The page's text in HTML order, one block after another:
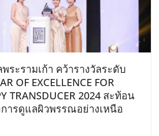
ระรามเก้า คว้ารางวัลระดับ
OF EXCELLENCE FOR
TRANSDUCER 2024 สะท้อน
การดูแลผิวพรรณอย่างเหนือ